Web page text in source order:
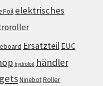
elektrisches
Ersatzteil EUC
hydrofoil händler
NinebotRoller